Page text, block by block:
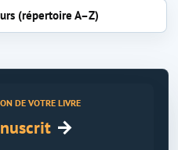
(répertoire A–Z)
DE VOTRE LIVRE
→